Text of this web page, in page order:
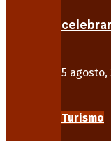
5 agosto,
Turismo